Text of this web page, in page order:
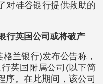
对硅谷银行提供救助的
行英国公司或将破产
兰银行)发布公告称，
英国附属公司(以下简
序。在此期间，该公司